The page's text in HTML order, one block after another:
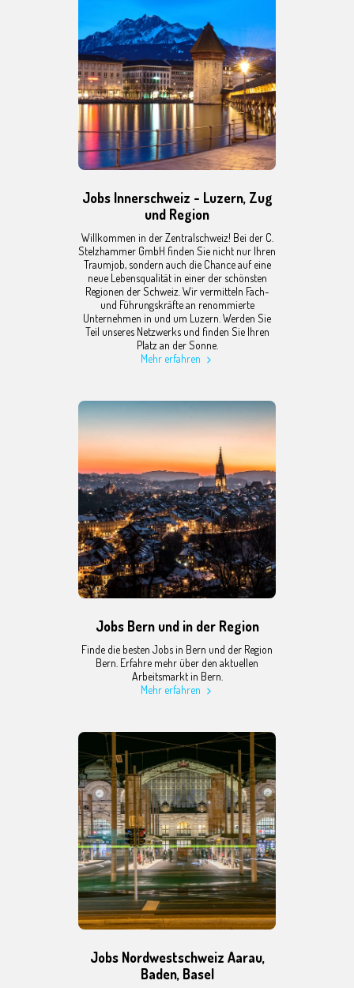
Jobs Innerschweiz - Luzern, Zug
und Region
Willkommen in der Zentralschweiz! Bei der C.
Stelzhammer GmbH finden Sie nicht nur Ihren
Traumjob, sondern auch die Chance auf eine
neue Lebensqualität in einer der schönsten
Regionen der Schweiz. Wir vermitteln Fach-
und Führungskräfte an renommierte
Unternehmen in und um Luzern. Werden Sie
Teil unseres Netzwerks und finden Sie Ihren
Platz an der Sonne.
Mehr erfahren
Jobs Bern und in der Region
Finde die besten Jobs in Bern und der Region
Bern. Erfahre mehr über den aktuellen
Arbeitsmarkt in Bern.
Mehr erfahren
Jobs Nordwestschweiz Aarau,
Baden, Basel